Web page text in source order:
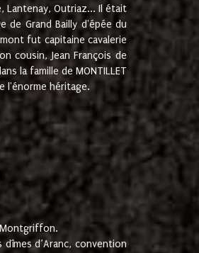
Lantenay, Outriaz... Il était
de Grand Bailly d'épée du
fut capitaine cavalerie
cousin, Jean François de
la famille de MONTILLET
l'énorme héritage.
Montgriffon.
dîmes d’Aranc, convention